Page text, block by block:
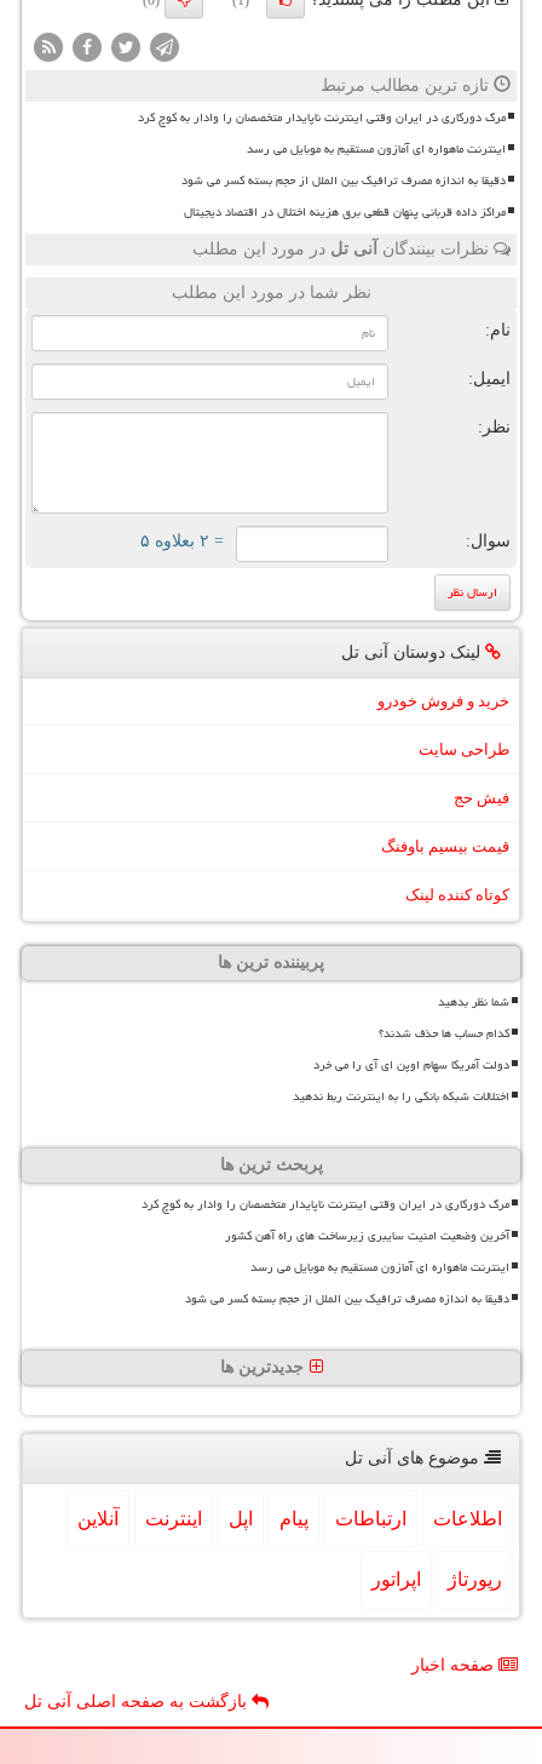
تازه ترین مطالب مرتبط
مرگ دورکاری در ایران وقتی اینترنت ناپایدار متخصصان را وادار به کوچ کرد
اینترنت ماهواره ای آمازون مستقیم به موبایل می رسد
دقیقا به اندازه مصرف ترافیک بین الملل از حجم بسته کسر می شود
مراکز داده قربانی پنهان قطعی برق هزینه اختلال در اقتصاد دیجیتال
نظرات بینندگان آنی تل در مورد این مطلب
نظر شما در مورد این مطلب
نام:
ایمیل:
نظر:
سوال: = ۲ بعلاوه ۵
لینک دوستان آنی تل
خرید و فروش خودرو
طراحی سایت
فیش حج
قیمت بیسیم باوفنگ
کوتاه کننده لینک
پربیننده ترین ها
شما نظر بدهید
کدام حساب ها حذف شدند؟
دولت آمریکا سهام اوپن ای آی را می خرد
اختلالات شبکه بانکی را به اینترنت ربط ندهید
پربحث ترین ها
مرگ دورکاری در ایران وقتی اینترنت ناپایدار متخصصان را وادار به کوچ کرد
آخرین وضعیت امنیت سایبری زیرساخت های راه آهن کشور
اینترنت ماهواره ای آمازون مستقیم به موبایل می رسد
دقیقا به اندازه مصرف ترافیک بین الملل از حجم بسته کسر می شود
جدیدترین ها
موضوع های آنی تل
اطلاعات ارتباطات پیام اپل اینترنت آنلاین
رپورتاژ اپراتور
صفحه اخبار
بازگشت به صفحه اصلی آنی تل